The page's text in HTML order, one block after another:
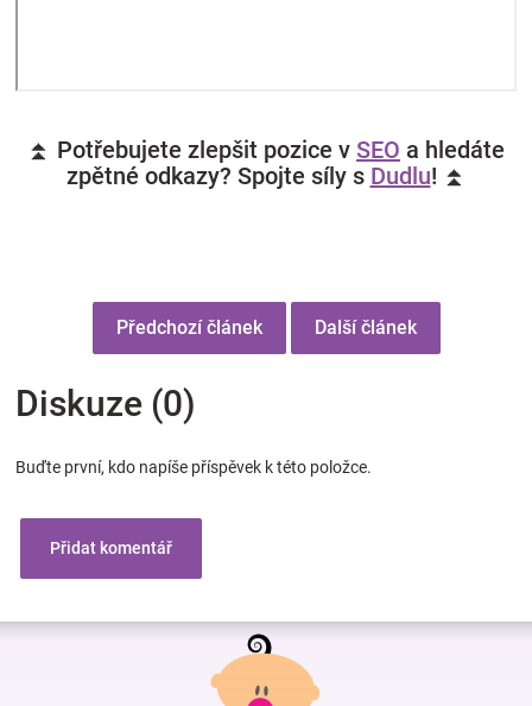
⏫ Potřebujete zlepšit pozice v SEO a hledáte
zpětné odkazy? Spojte síly s Dudlu! ⏫
Předchozí článek Další článek
Diskuze (0)
Buďte první, kdo napíše příspěvek k této položce.
Přidat komentář
Z